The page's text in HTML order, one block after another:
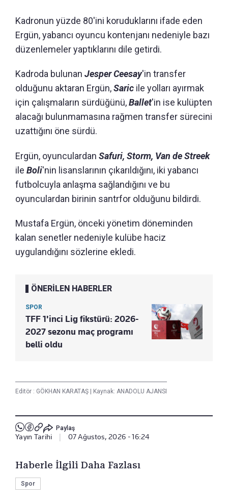
Kadronun yüzde 80'ini koruduklarını ifade eden
Ergün, yabancı oyuncu kontenjanı nedeniyle bazı
düzenlemeler yaptıklarını dile getirdi.
Kadroda bulunan Jesper Ceesay'in transfer
olduğunu aktaran Ergün,Saric ile yolları ayırmak
için çalışmaların sürdüğünü,Ballet'in ise kulüpten
alacağı bulunmamasına rağmen transfer sürecini
uzattığını öne sürdü.
Ergün, oyunculardan Safuri, Storm, Van de Streek
ile Boli'nin lisanslarının çıkarıldığını, iki yabancı
futbolcuyla anlaşma sağlandığını ve bu
oyunculardan birinin santrfor olduğunu bildirdi.
Mustafa Ergün, önceki yönetim döneminden
kalan senetler nedeniyle kulübe haciz
uygulandığını sözlerine ekledi.
ÖNERİLEN HABERLER
SPOR
TFF 1'inci Lig fikstürü: 2026-
2027 sezonu maç programı
belli oldu
Editör : GÖKHAN KARATAŞ Kaynak: ANADOLU AJANSI
Paylaş
Yayın Tarihi 07 Ağustos, 2026 - 16:24
Haberle İlgili Daha Fazlası
Spor